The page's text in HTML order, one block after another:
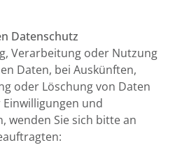
Datenschutz
Verarbeitung oder Nutzung
Daten, bei Auskünften,
oder Löschung von Daten
und
wenden Sie sich bitte an